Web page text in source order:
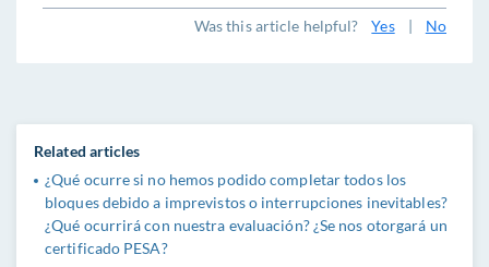
Was this article helpful? Yes | No
Related articles
¿Qué ocurre si no hemos podido completar todos los
bloques debido a imprevistos o interrupciones inevitables?
¿Qué ocurrirá con nuestra evaluación? ¿Se nos otorgará un
certificado PESA?